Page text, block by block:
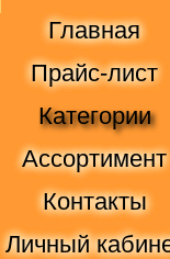
Главная
Прайс-лист
Категории
Ассортимент
Контакты
Личный